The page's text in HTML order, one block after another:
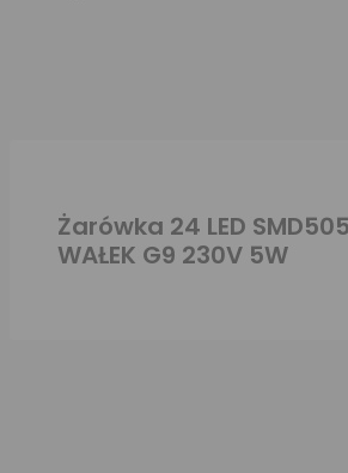
Żarówka 24 LED
WAŁEK G9 230V 5W